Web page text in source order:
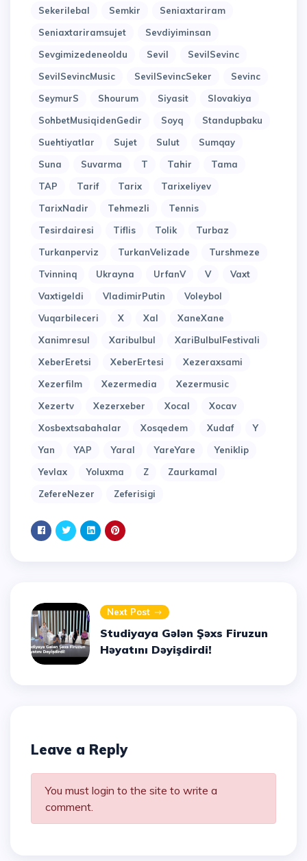
Sekerilebal Semkir
Seniaxtariram
Seniaxtariramsujet
Sevdiyiminsan
Sevgimizedeneoldu
Sevil
SevilSevinc
SevilSevincMusic
SevilSevincSeker
Sevinc
SeymurS
Shourum Siyasit
Slovakiya
SohbetMusiqidenGedir
Soyq
Standupbaku
Suehtiyatlar
Sujet Sulut
Sumqay
Suna
Suvarma T Tahir
Tama
TAP
Tarif Tarix
Tarixeliyev
TarixNadir
Tehmezli
Tennis
Tesirdairesi
Tiflis Tolik
Turbaz
Turkanperviz
TurkanVelizade
Turshmeze
Tvinninq
Ukrayna UrfanV V
Vaxt
Vaxtigeldi
VladimirPutin
Voleybol
Vuqarbileceri
X Xal
XaneXane
Xanimresul
Xaribulbul
XariBulbulFestivali
XeberEretsi
XeberErtesi
Xezeraxsami
Xezerfilm
Xezermedia
Xezermusic
Xezertv
Xezerxeber Xocal
Xocav
Xosbextsabahalar
Xosqedem Xudaf
Y
Yan
YAP Yaral YareYare
Yeniklip
Yevlax
Yoluxma Z
Zaurkamal
ZefereNezer
Zeferisigi
Next Post
Studiyaya Gələn Şəxs Firuzun
Həyatını Dəyişdirdi!
Leave a Reply
You must login to the site to write a
comment.